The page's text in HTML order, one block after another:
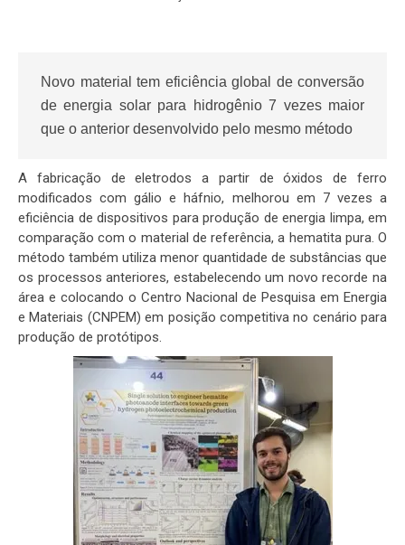
Novo material tem eficiência global de conversão
de energia solar para hidrogênio 7 vezes maior
que o anterior desenvolvido pelo mesmo método
A fabricação de eletrodos a partir de óxidos de ferro
modificados com gálio e háfnio, melhorou em 7 vezes a
eficiência de dispositivos para produção de energia limpa, em
comparação com o material de referência, a hematita pura. O
método também utiliza menor quantidade de substâncias que
os processos anteriores, estabelecendo um novo recorde na
área e colocando o Centro Nacional de Pesquisa em Energia
e Materiais (CNPEM) em posição competitiva no cenário para
produção de protótipos.